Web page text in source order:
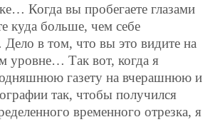
Когда вы пробегаете глазами
куда больше, чем себе
Дело в том, что вы это видите на
уровне… Так вот, когда я
газету на вчерашнюю и
так, чтобы получился
временного отрезка, я